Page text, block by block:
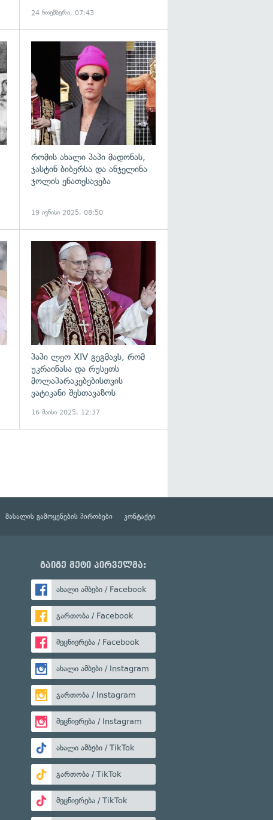
24 ნოემბერი, 07:43
გადახედვა
რომის ახალი პაპი მადონას,
ჯასტინ ბიბერსა და ანჯელინა
ჯოლის ენათესავება
19 ივნისი 2025, 08:50
გადახედვა
პაპი ლეო XIV გეგმავს, რომ
უკრაინასა და რუსეთს
მოლაპარაკებებისთვის
ვატიკანი შესთავაზოს
16 მაისი 2025, 12:37
მასალის გამოყენების პირობები კონტაქტი
გაიგე მეტი პირველმა:
ახალი ამბები / Facebook
გართობა / Facebook
მეცნიერება / Facebook
ახალი ამბები / Instagram
გართობა / Instagram
მეცნიერება / Instagram
ახალი ამბები / TikTok
გართობა / TikTok
მეცნიერება / TikTok